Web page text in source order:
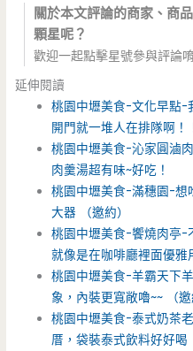
關於本文評論的商家、商
顆星呢？
歡迎一起點擊星號參與評論唷
延伸閱讀
桃園中壢美食-文化早點-
開門就一堆人在排隊啊！
桃園中壢美食-沁家圓滷
肉羹湯超有味~好吃！
桃園中壢美食-滿穗園-想
大器 （邀約）
桃園中壢美食-饗燒肉亭-
就像是在咖啡廳裡面優雅
桃園中壢美食-羊霸天下
象，內裝更寬敞嚕~~ （邀
桃園中壢美食-泰式奶茶
厝，袋裝泰式飲料好好喝